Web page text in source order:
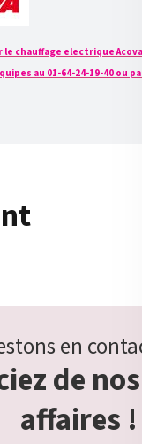
chauffage electrique Acova
au 01-64-24-19-40 ou
en
de
affaires !